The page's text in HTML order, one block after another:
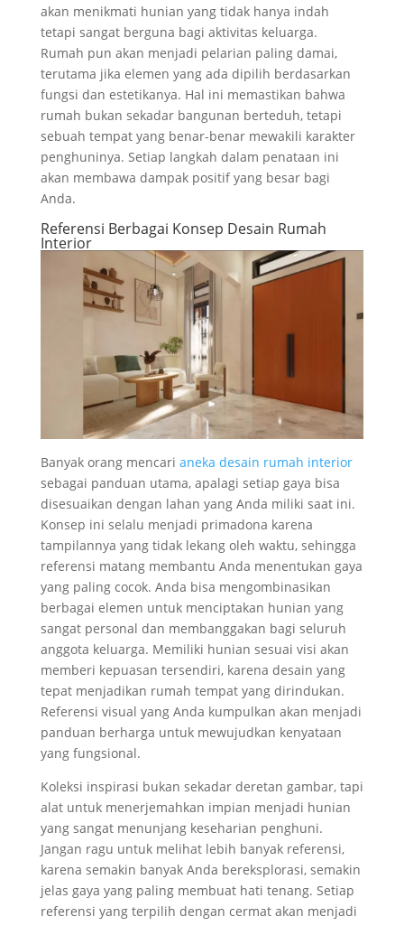
akan menikmati hunian yang tidak hanya indah
tetapi sangat berguna bagi aktivitas keluarga.
Rumah pun akan menjadi pelarian paling damai,
terutama jika elemen yang ada dipilih berdasarkan
fungsi dan estetikanya. Hal ini memastikan bahwa
rumah bukan sekadar bangunan berteduh, tetapi
sebuah tempat yang benar-benar mewakili karakter
penghuninya. Setiap langkah dalam penataan ini
akan membawa dampak positif yang besar bagi
Anda.
Referensi Berbagai Konsep Desain Rumah
Interior
Banyak orang mencari aneka desain rumah interior
sebagai panduan utama, apalagi setiap gaya bisa
disesuaikan dengan lahan yang Anda miliki saat ini.
Konsep ini selalu menjadi primadona karena
tampilannya yang tidak lekang oleh waktu, sehingga
referensi matang membantu Anda menentukan gaya
yang paling cocok. Anda bisa mengombinasikan
berbagai elemen untuk menciptakan hunian yang
sangat personal dan membanggakan bagi seluruh
anggota keluarga. Memiliki hunian sesuai visi akan
memberi kepuasan tersendiri, karena desain yang
tepat menjadikan rumah tempat yang dirindukan.
Referensi visual yang Anda kumpulkan akan menjadi
panduan berharga untuk mewujudkan kenyataan
yang fungsional.
Koleksi inspirasi bukan sekadar deretan gambar, tapi
alat untuk menerjemahkan impian menjadi hunian
yang sangat menunjang keseharian penghuni.
Jangan ragu untuk melihat lebih banyak referensi,
karena semakin banyak Anda bereksplorasi, semakin
jelas gaya yang paling membuat hati tenang. Setiap
referensi yang terpilih dengan cermat akan menjadi